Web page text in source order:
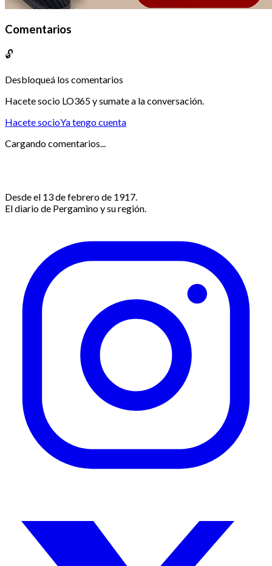
Comentarios
🔓
Desbloqueá los comentarios
Hacete socio LO365 y sumate a la conversación.
Hacete socioYa tengo cuenta
Cargando comentarios...
Desde el 13 de febrero de 1917.
El diario de Pergamino y su región.